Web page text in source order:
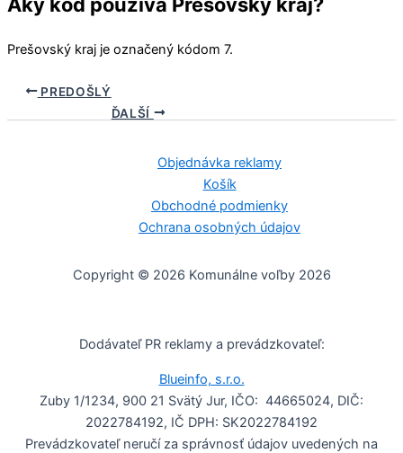
Aký kód používa Prešovský kraj?
Prešovský kraj je označený kódom 7.
PREDOŠLÝ
ĎALŠÍ
Objednávka reklamy
Košík
Obchodné podmienky
Ochrana osobných údajov
Copyright © 2026 Komunálne voľby 2026
Dodávateľ PR reklamy a prevádzkovateľ:
Blueinfo, s.r.o.
Zuby 1/1234, 900 21 Svätý Jur, IČO: 44665024, DIČ:
2022784192, IČ DPH: SK2022784192
Prevádzkovateľ neručí za správnosť údajov uvedených na